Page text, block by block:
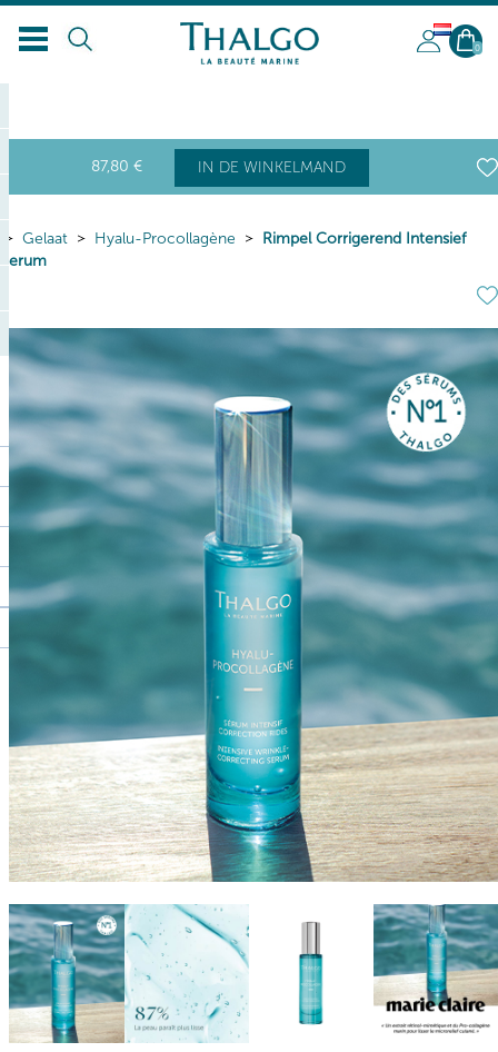
NL
0
87,80 € IN DE WINKELMAND
Gelaat Hyalu-Procollagène
Rimpel Corrigerend Intensief
Serum